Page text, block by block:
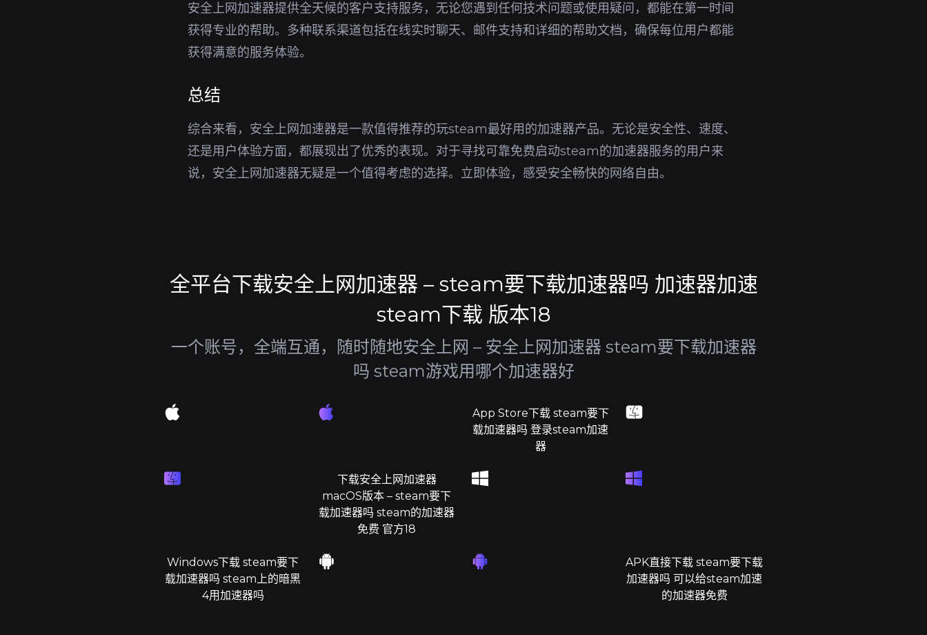
安全上网加速器提供全天候的客户支持服务，无论您遇到任何技术问题或使用疑问，都能在第一时间
获得专业的帮助。多种联系渠道包括在线实时聊天、邮件支持和详细的帮助文档，确保每位用户都能
获得满意的服务体验。
总结
综合来看，安全上网加速器是一款值得推荐的玩steam最好用的加速器产品。无论是安全性、速度、
还是用户体验方面，都展现出了优秀的表现。对于寻找可靠免费启动steam的加速器服务的用户来
说，安全上网加速器无疑是一个值得考虑的选择。立即体验，感受安全畅快的网络自由。
全平台下载安全上网加速器 – steam要下载加速器吗 加速器加速
steam下载 版本18
一个账号，全端互通，随时随地安全上网 – 安全上网加速器 steam要下载加速器
吗 steam游戏用哪个加速器好
App Store下载 steam要下
载加速器吗 登录steam加速
器
下载安全上网加速器
macOS版本 – steam要下
载加速器吗 steam的加速器
免费 官方18
Windows下载 steam要下
载加速器吗 steam上的暗黑
4用加速器吗
APK直接下载 steam要下载
加速器吗 可以给steam加速
的加速器免费